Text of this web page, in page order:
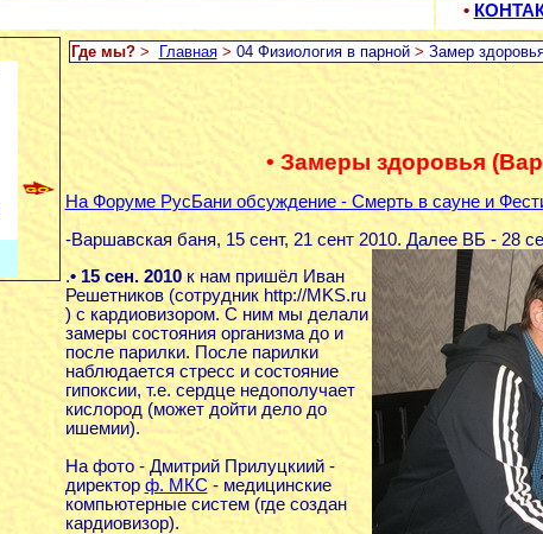
•
Где мы? > Главная > 04 Физиология в парной > Замер
• Замеры здоровья
На Форуме РусБани обсуждение - Смерть в сауне и
-Варшавская баня, 15 сент, 21 сент 2010. Далее ВБ - 28
.• 15 сен. 2010к нам пришёл Иван
Решетников (сотрудник http://MKS.ru
) с кардиовизором. С ним мы делали
замеры состояния организма до и
после парилки. После парилки
наблюдается стресс и состояние
гипоксии, т.е. сердце недополучает
кислород (может дойти дело до
ишемии).
На фото - Дмитрий Прилуцкиий -
директор ф. МКС - медицинские
компьютерные систем (где создан
кардиовизор).